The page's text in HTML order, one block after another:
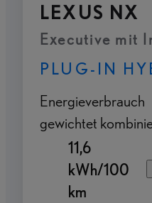
LEXUS NX
Executive mit
PLUG-IN
Energieverbrauch
gewichtet
11,6
kWh/100
km